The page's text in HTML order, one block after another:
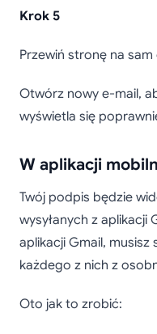
Krok 5
Przewiń stronę na sam
Otwórz nowy e-mail,
wyświetla się
W aplikacji
Twój podpis będzie
wysyłanych z aplikacji
aplikacji Gmail,
każdego z nich z
Oto jak to zrobić: